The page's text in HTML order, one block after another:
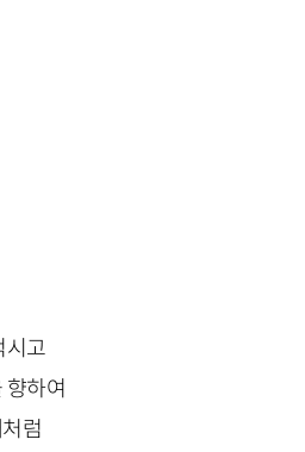
시고
향하여
럼